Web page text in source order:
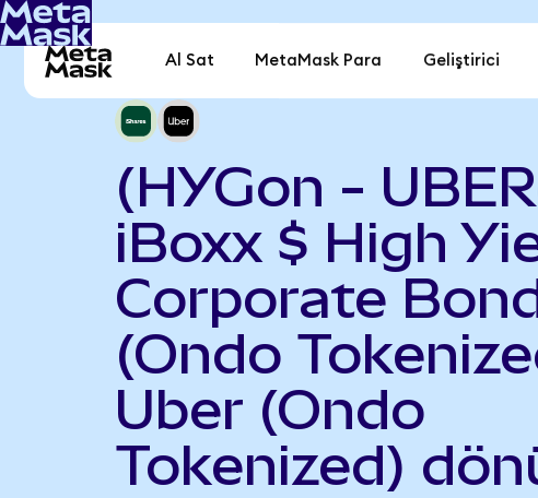
Al Sat MetaMask Para Geliştirici
(HYGon -
iBoxx $ High
Corporate
(Ondo
Uber (Ondo
Tokenized)